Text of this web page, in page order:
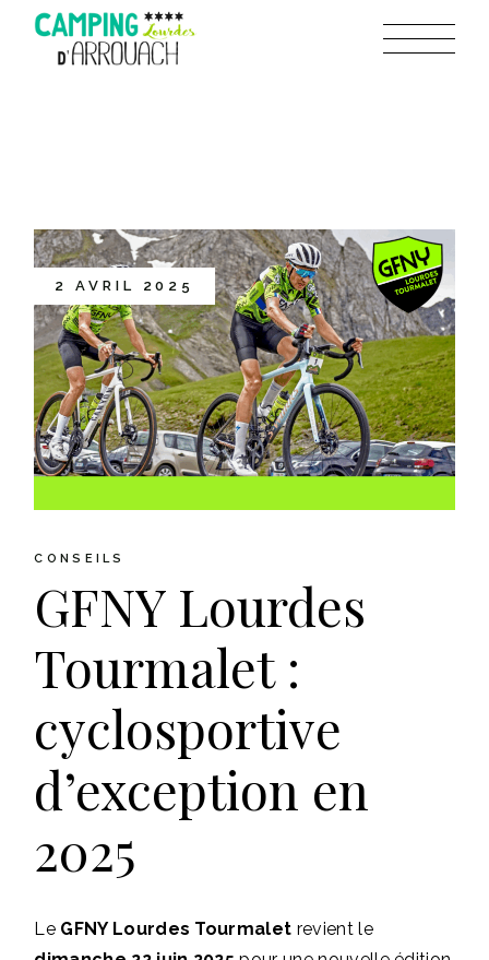
2 AVRIL 2025
CONSEILS
GFNY Lourdes
Tourmalet :
cyclosportive
d’exception en
2025
Le GFNY Lourdes Tourmalet revient le